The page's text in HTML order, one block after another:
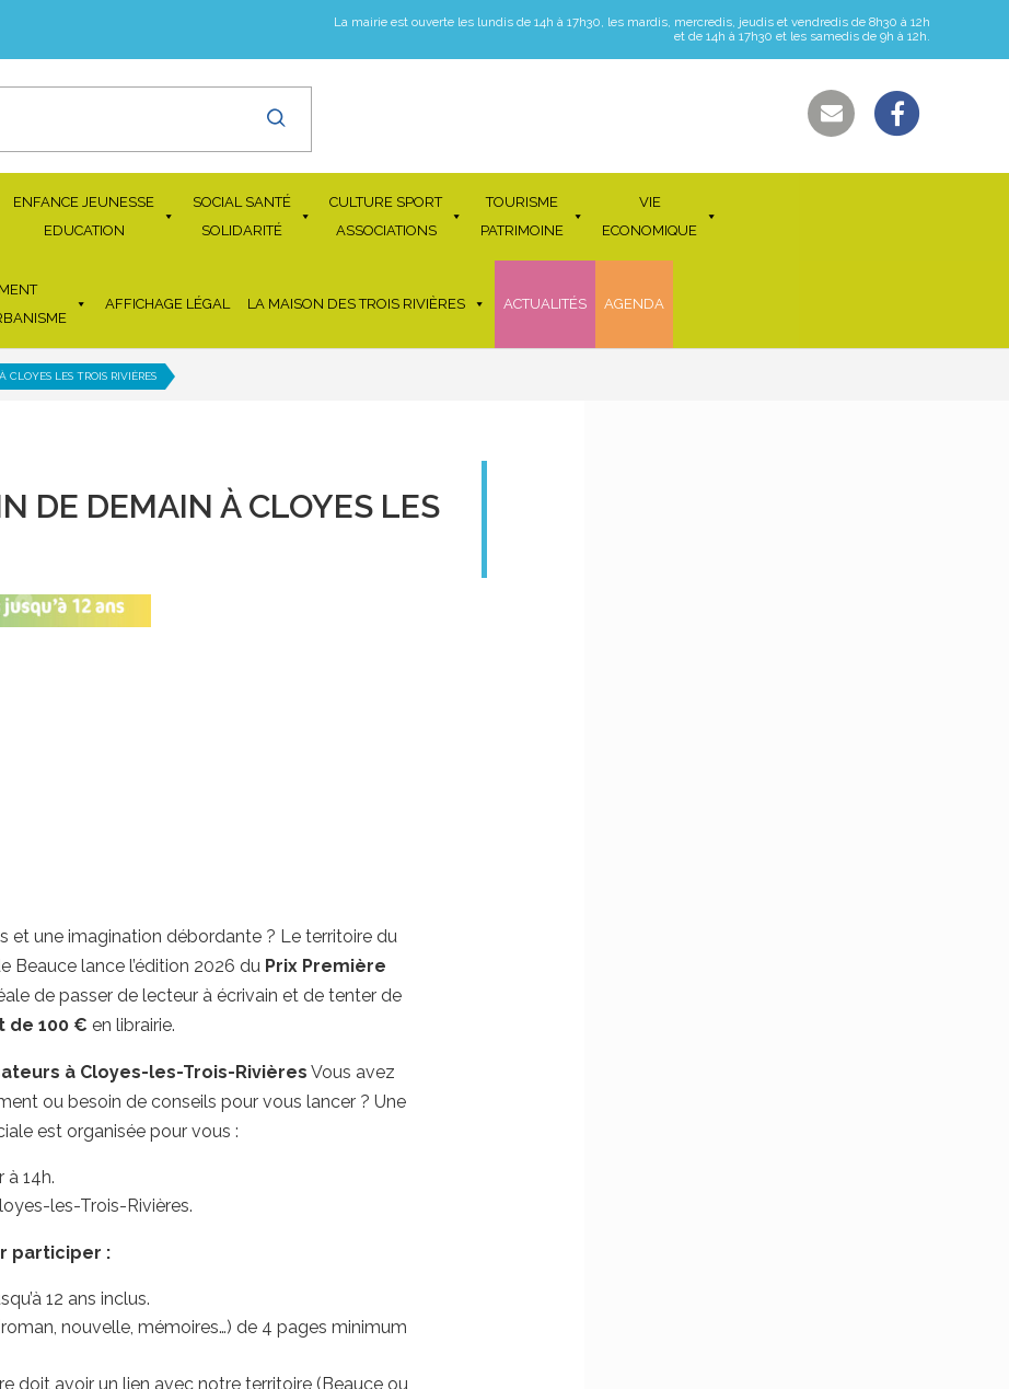
La mairie est ouverte les lundis de 14h à 17h30, les mardis, mercredis, jeudis et vendredis de 8h30 à 12h
et de 14h à 17h30 et les samedis de 9h à 12h.
ENFANCE JEUNESSE
EDUCATION
SOCIAL SANTÉ
SOLIDARITÉ
CULTURE SPORT
ASSOCIATIONS
TOURISME
PATRIMOINE
VIE
ECONOMIQUE
AFFICHAGE LÉGAL LA MAISON DES TROIS RIVIÈRES ACTUALITÉS AGENDA
CLOYES LES TROIS RIVIÈRES
DE DEMAIN À CLOYES LES
et une imagination débordante ? Le territoire du
Beauce lance l’édition 2026 du Prix Première
de passer de lecteur à écrivain et de tenter de
de 100 € en librairie.
à Cloyes-les-Trois-Rivières Vous avez
ou besoin de conseils pour vous lancer ? Une
est organisée pour vous :
à 14h.
les-Trois-Rivières.
participer :
12 ans inclus.
nouvelle, mémoires…) de 4 pages minimum
doit avoir un lien avec notre territoire (Beauce ou